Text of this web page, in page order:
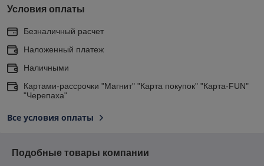
Условия оплаты
Безналичный расчет
Наложенный платеж
Наличными
Картами-рассрочки "Магнит" "Карта покупок" "Карта-FUN"
"Черепаха"
Все условия оплаты
Подобные товары компании